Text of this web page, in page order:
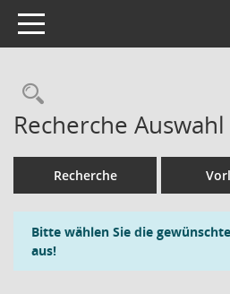
Toggle navigation
Rechercheauswahl
Recherche Auswahl
Recherche
Bitte wählen Sie die
aus!